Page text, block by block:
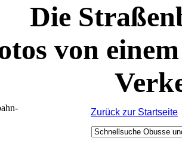
Die
von
Zurück zur Startseite